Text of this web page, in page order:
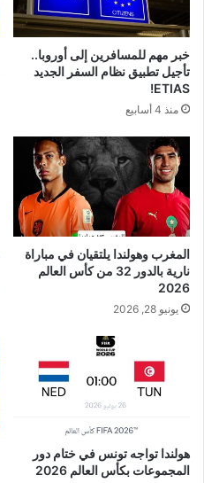
خبر مهم للمسافرين إلى أوروبا..
تأجيل تطبيق نظام السفر الجديد
ETIAS!
منذ 4 أسابيع
المغرب وهولندا يلتقيان في مباراة
نارية بالدور 32 من كأس العالم
2026
يونيو 28, 2026
هولندا تواجه تونس في ختام دور
المجموعات بكأس العالم 2026